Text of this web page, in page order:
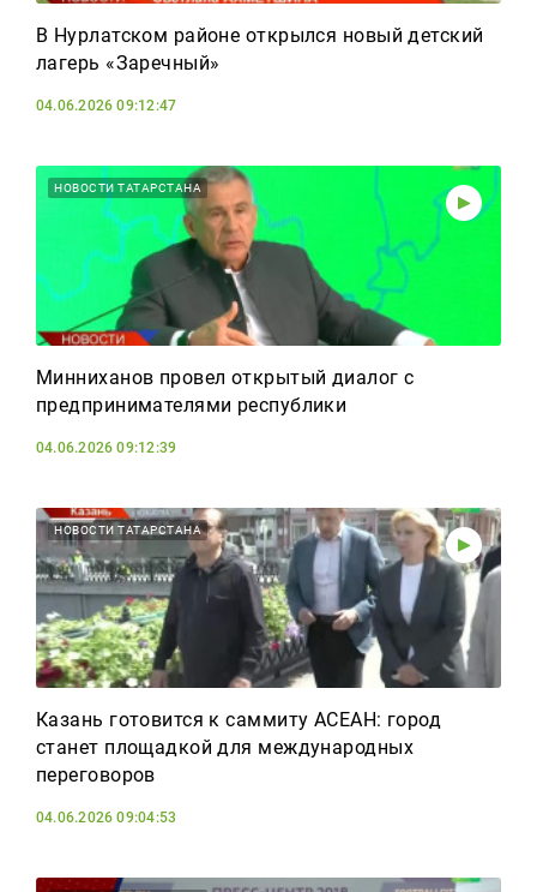
В Нурлатском районе открылся новый детский
лагерь «Заречный»
04.06.2026 09:12:47
НОВОСТИ ТАТАРСТАНА
Минниханов провел открытый диалог с
предпринимателями республики
04.06.2026 09:12:39
НОВОСТИ ТАТАРСТАНА
Казань готовится к саммиту АСЕАН: город
станет площадкой для международных
переговоров
04.06.2026 09:04:53